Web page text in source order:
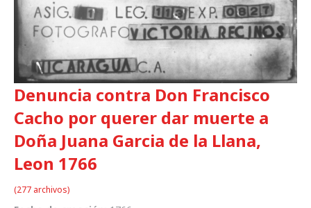
Denuncia contra Don Francisco
Cacho por querer dar muerte a
Doña Juana Garcia de la Llana,
Leon 1766
(277 archivos)